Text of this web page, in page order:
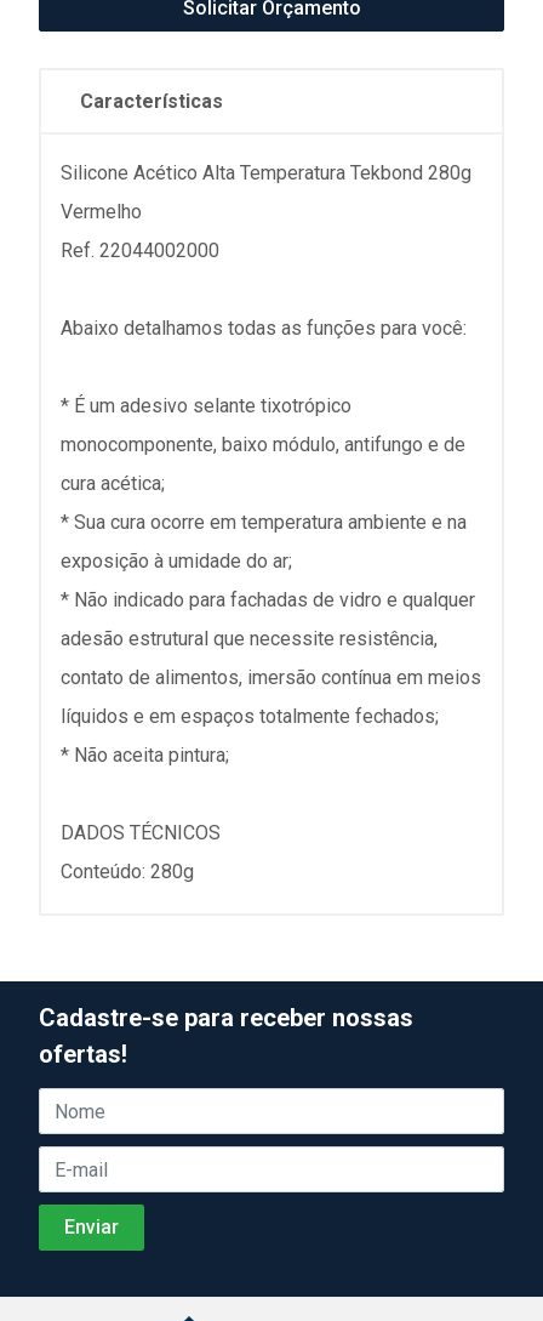
Solicitar Orçamento
Características
Silicone Acético Alta Temperatura Tekbond 280g
Vermelho
Ref. 22044002000
Abaixo detalhamos todas as funções para você:
* É um adesivo selante tixotrópico
monocomponente, baixo módulo, antifungo e de
cura acética;
* Sua cura ocorre em temperatura ambiente e na
exposição à umidade do ar;
* Não indicado para fachadas de vidro e qualquer
adesão estrutural que necessite resistência,
contato de alimentos, imersão contínua em meios
líquidos e em espaços totalmente fechados;
* Não aceita pintura;
DADOS TÉCNICOS
Conteúdo: 280g
Cadastre-se para receber nossas
ofertas!